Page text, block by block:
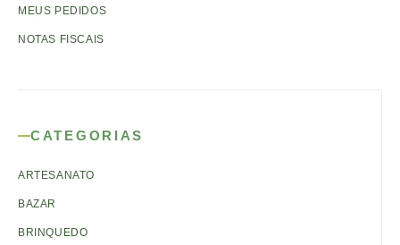
MEUS PEDIDOS
NOTAS FISCAIS
CATEGORIAS
ARTESANATO
BAZAR
BRINQUEDO